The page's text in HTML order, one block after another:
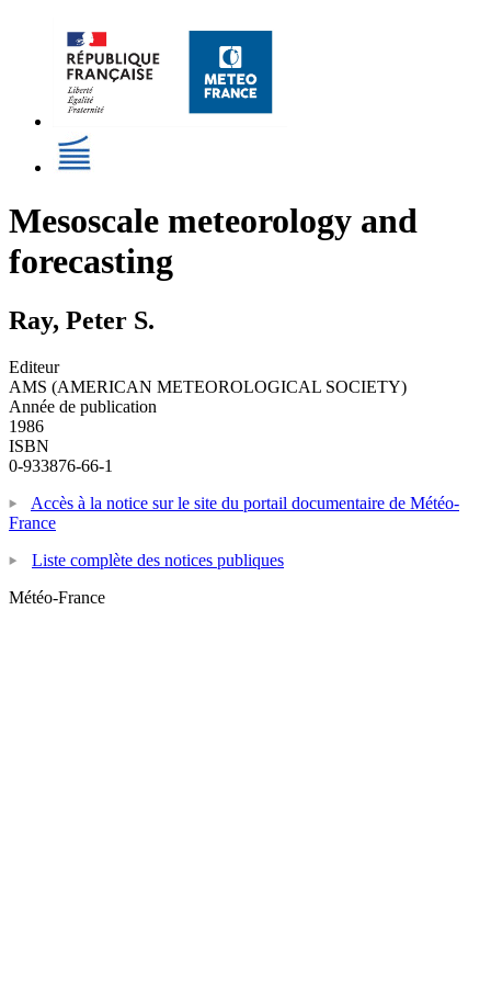
Mesoscale meteorology and
forecasting
Ray, Peter S.
Editeur
AMS (AMERICAN METEOROLOGICAL SOCIETY)
Année de publication
1986
ISBN
0-933876-66-1
Accès à la notice sur le site du portail documentaire de Météo-
France
Liste complète des notices publiques
Météo-France